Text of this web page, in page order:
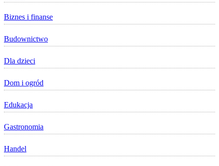
Biznes i finanse
Budownictwo
Dla dzieci
Dom i ogród
Edukacja
Gastronomia
Handel